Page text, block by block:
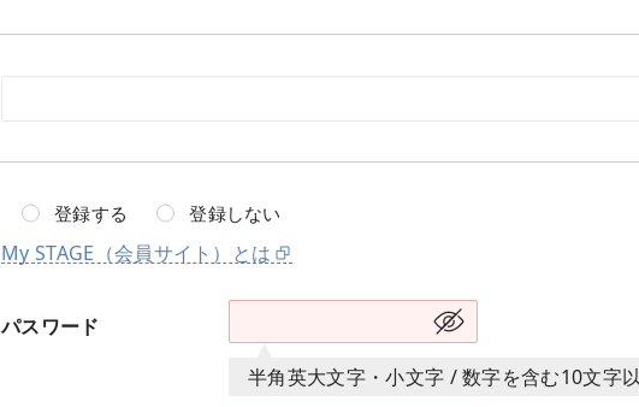
登録する 登録しない
My STAGE（会員サイト）とは
パスワード
半角英大文字・小文字 / 数字を含む10文字